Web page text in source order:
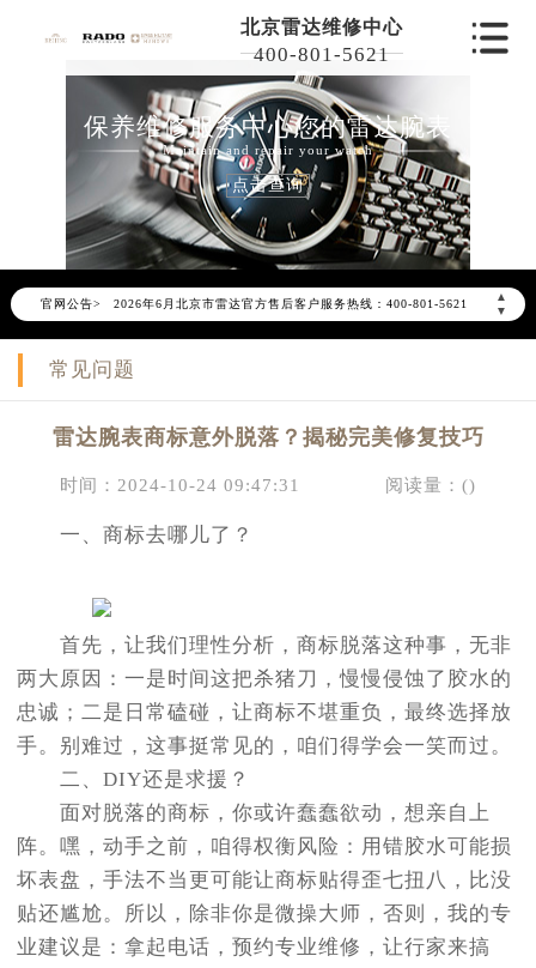
北京雷达维修中心
400-801-5621
保养维修服务中心您的雷达腕表
Maintain and repair your watch
点击查询
官网公告>
▲
▼
2026年6月雷达北京市售后服务网络优化升级公告
2026年6月北京市雷达官方售后客户服务热线：400-801-5621
2026年6月雷达售后服务中心最新网点地址：
北京市朝阳区建国门外大街甲6号华熙国际中心D座11层1102室雷达售后服务中心（需提前预约）
常见问题
雷达腕表商标意外脱落？揭秘完美修复技巧
时间：2024-10-24 09:47:31 阅读量：()
一、商标去哪儿了？
首先，让我们理性分析，商标脱落这种事，无非
两大原因：一是时间这把杀猪刀，慢慢侵蚀了胶水的
忠诚；二是日常磕碰，让商标不堪重负，最终选择放
手。别难过，这事挺常见的，咱们得学会一笑而过。
二、DIY还是求援？
面对脱落的商标，你或许蠢蠢欲动，想亲自上
阵。嘿，动手之前，咱得权衡风险：用错胶水可能损
坏表盘，手法不当更可能让商标贴得歪七扭八，比没
贴还尴尬。所以，除非你是微操大师，否则，我的专
业建议是：拿起电话，预约专业维修，让行家来搞